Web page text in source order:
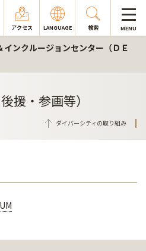
アクセス LANGUAGE 検索 MENU
ンクルージョンセンター（ＤＥ
援・参画等）
ダイバーシティの取り組み